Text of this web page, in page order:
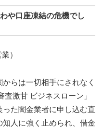
や口座凍結の危機でし
）
らは一切相手にされなく
激甘 ビジネスローン」
た闇金業者に申し込む直
人に強く止められ、借金